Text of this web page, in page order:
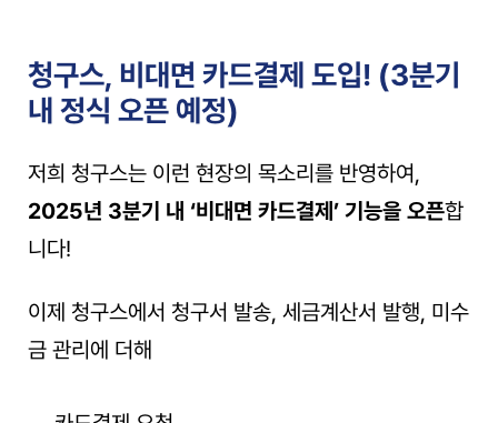
청구스, 비대면 카드결제 도입! (3분기
내 정식 오픈 예정)
저희 청구스는 이런 현장의 목소리를 반영하여,
2025년 3분기 내 ‘비대면 카드결제’ 기능을 오픈합
니다!
이제 청구스에서 청구서 발송, 세금계산서 발행, 미수
금 관리에 더해